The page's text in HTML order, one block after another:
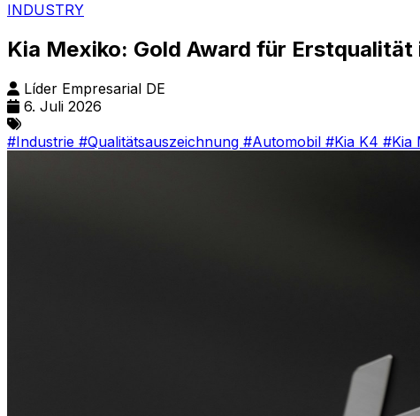
INDUSTRY
Kia Mexiko: Gold Award für Erstqualität
Líder Empresarial DE
6. Juli 2026
#Industrie #Qualitätsauszeichnung #Automobil #Kia K4 #Kia